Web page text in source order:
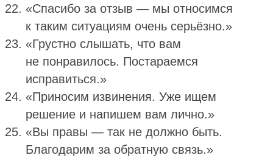
«Спасибо за отзыв — мы относимся
к таким ситуациям очень серьёзно.»
«Грустно слышать, что вам
не понравилось. Постараемся
исправиться.»
«Приносим извинения. Уже ищем
решение и напишем вам лично.»
«Вы правы — так не должно быть.
Благодарим за обратную связь.»